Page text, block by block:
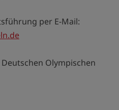
per E-Mail:
Olympischen